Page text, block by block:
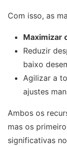
Com isso, as
Maximizar
Reduzir
baixo
Agilizar a
ajustes
Ambos os
mas os
significativas